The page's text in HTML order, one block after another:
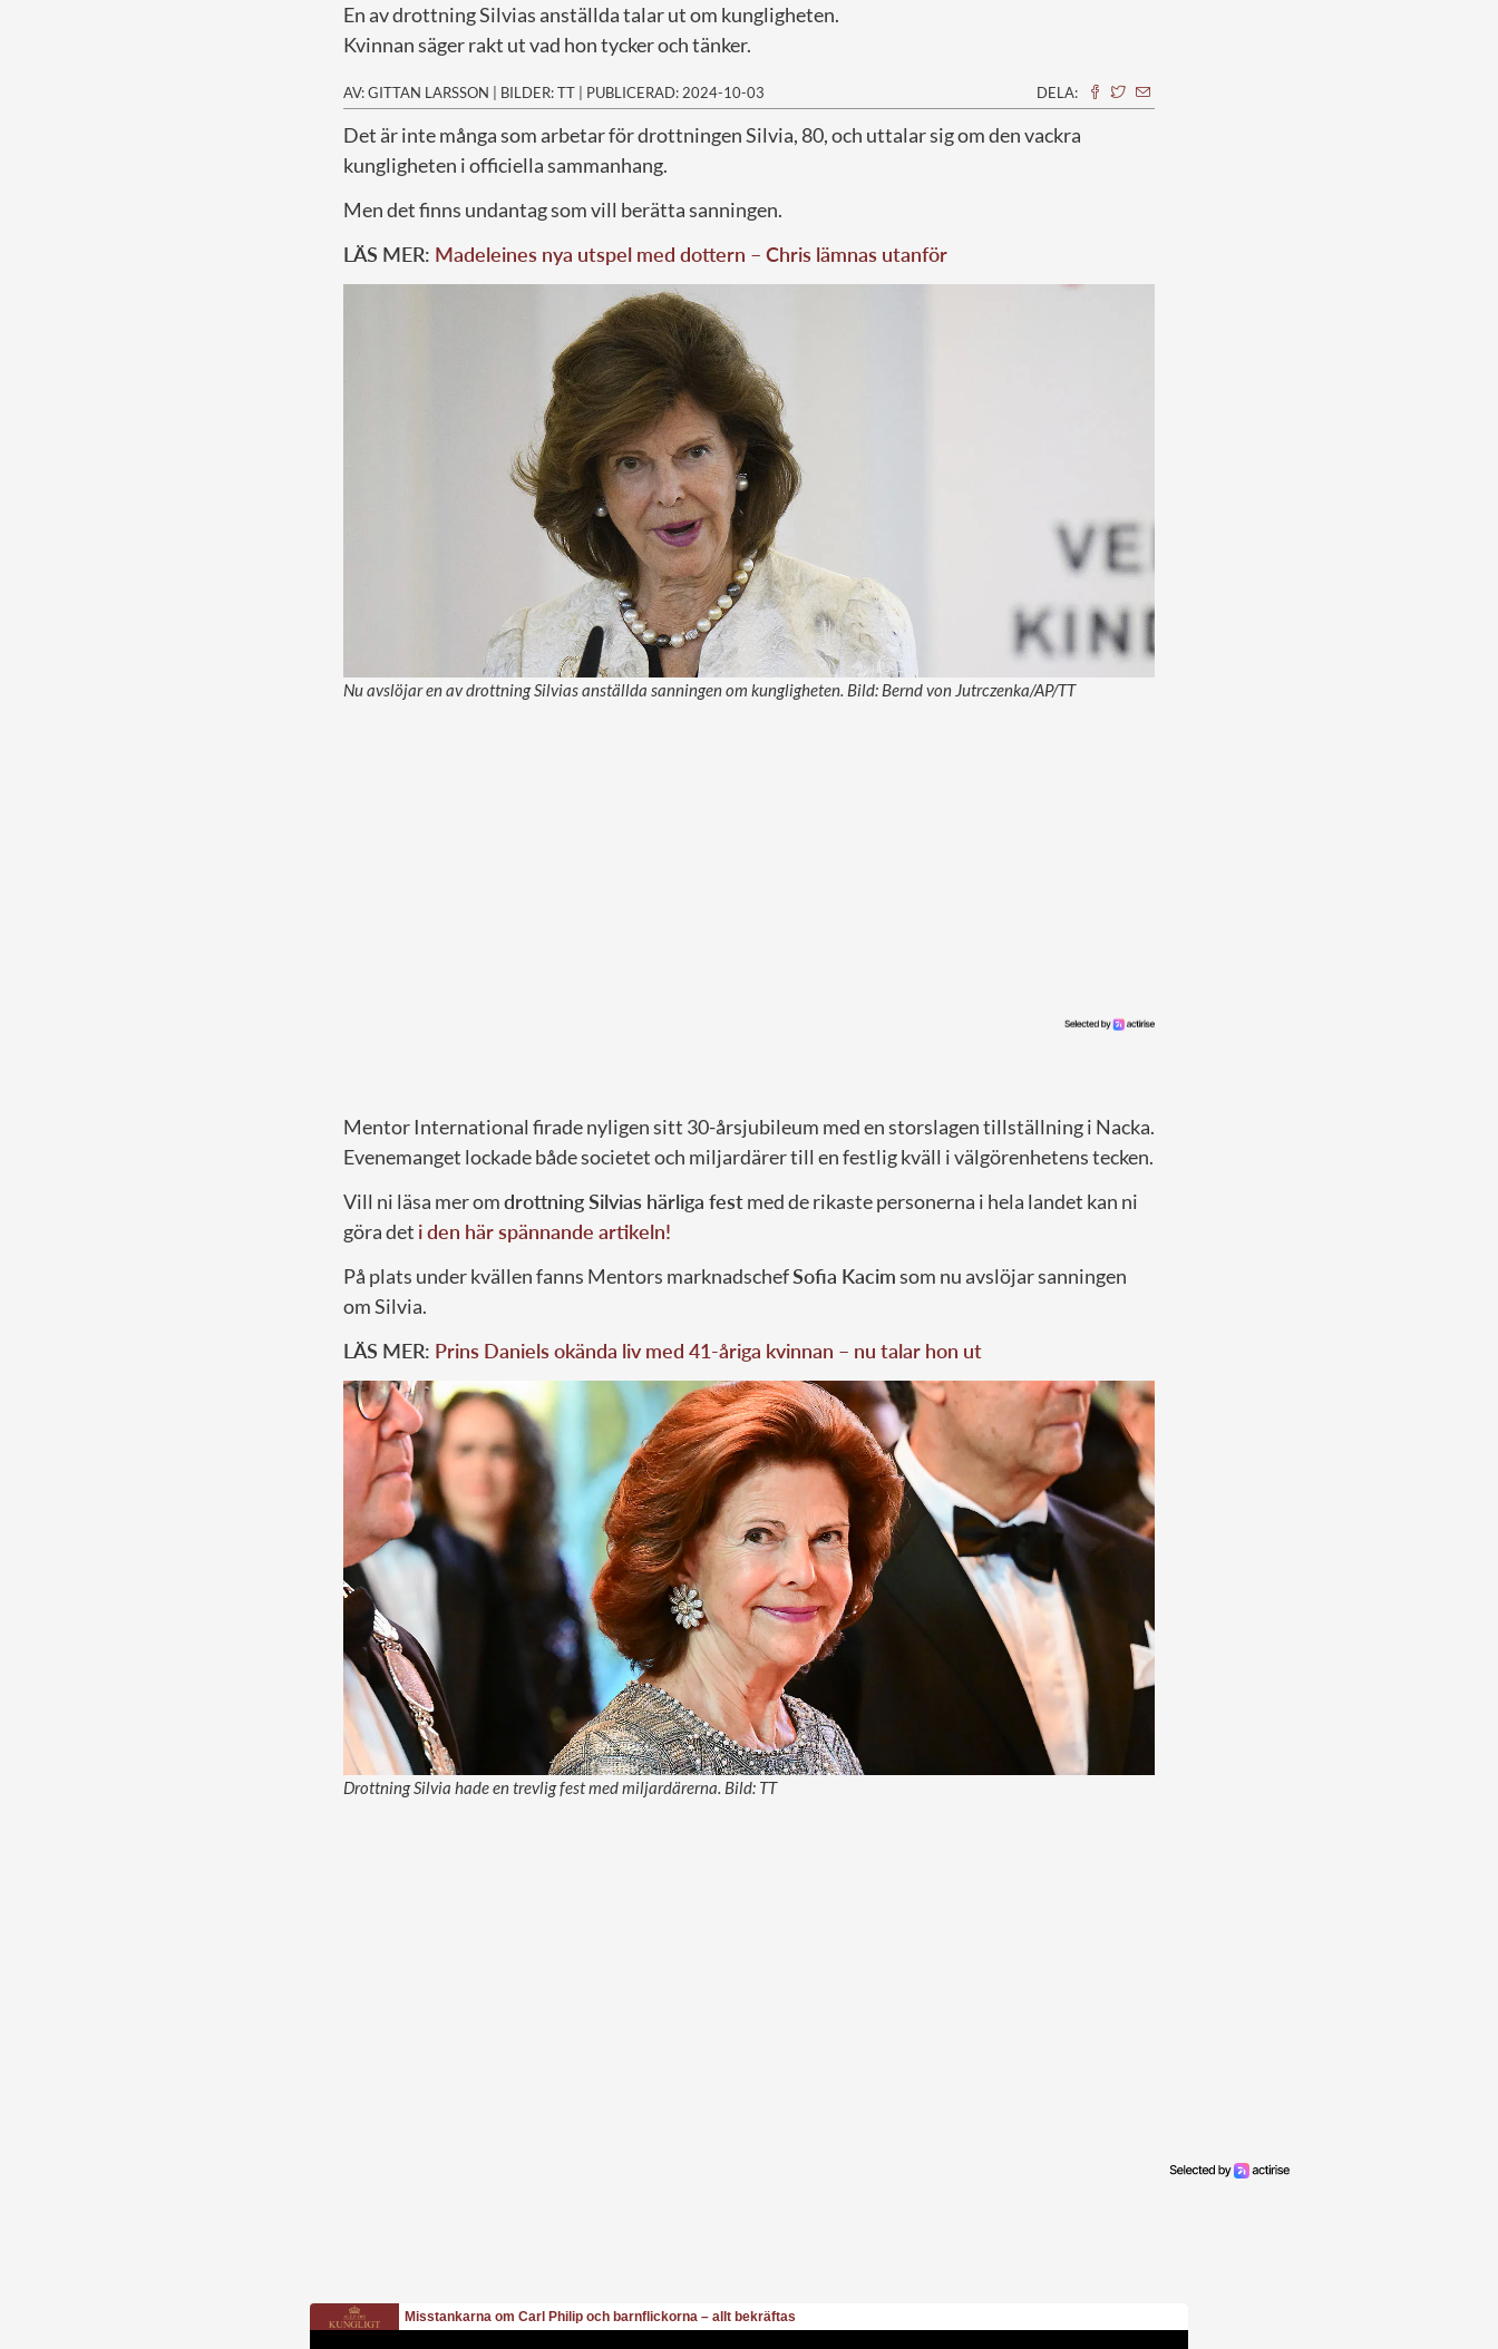
En av drottning Silvias anställda talar ut om kungligheten.
Kvinnan säger rakt ut vad hon tycker och tänker.
AV: GITTAN LARSSON | BILDER: TT | PUBLICERAD: 2024-10-03 DELA:
Det är inte många som arbetar för drottningen Silvia, 80, och uttalar sig om den vackra
kungligheten i officiella sammanhang.
Men det finns undantag som vill berätta sanningen.
LÄS MER: Madeleines nya utspel med dottern – Chris lämnas utanför
Nu avslöjar en av drottning Silvias anställda sanningen om kungligheten. Bild: Bernd von Jutrczenka/AP/TT
Mentor International firade nyligen sitt 30-årsjubileum med en storslagen tillställning i Nacka.
Evenemanget lockade både societet och miljardärer till en festlig kväll i välgörenhetens tecken.
Vill ni läsa mer omdrottning Silvias härliga festmed de rikaste personerna i hela landet kan ni
göra det i den här spännande artikeln!
På plats under kvällen fanns Mentors marknadschefSofia Kacimsom nu avslöjar sanningen
om Silvia.
LÄS MER: Prins Daniels okända liv med 41-åriga kvinnan – nu talar hon ut
Drottning Silvia hade en trevlig fest med miljardärerna. Bild: TT